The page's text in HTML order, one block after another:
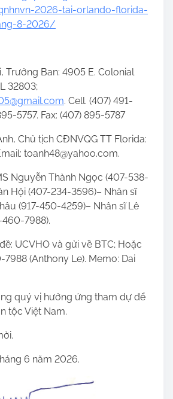
2026-tai-orlando-florida-
8-2026/
Trưởng Ban: 4905 E. Colonial
32803;
. Cell. (407) 491-
5757. Fax: (407) 895-5787
Chủ tịch CĐNVQG TT Florida:
toanh48@yahoo.com.
Nguyễn Thành Ngọc (407-538-
Hội (407-234-3596)– Nhân sĩ
(917-450-4259)– Nhân sĩ Lê
7988).
UCVHO và gửi về BTC; Hoặc
(Anthony Le). Memo: Dai
quý vị hưởng ứng tham dự để
tộc Việt Nam.
6 năm 2026.